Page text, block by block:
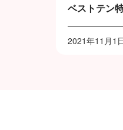
ベストテン
2021年11月1